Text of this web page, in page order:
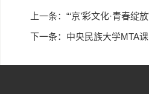
上一条： “‘京’彩文化·青春
下一条： 中央民族大学MTA